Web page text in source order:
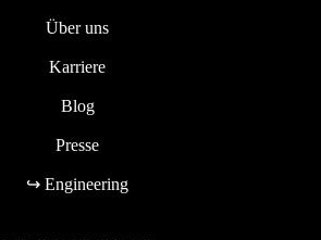
Über uns
Karriere
Blog
Presse
↪ Engineering